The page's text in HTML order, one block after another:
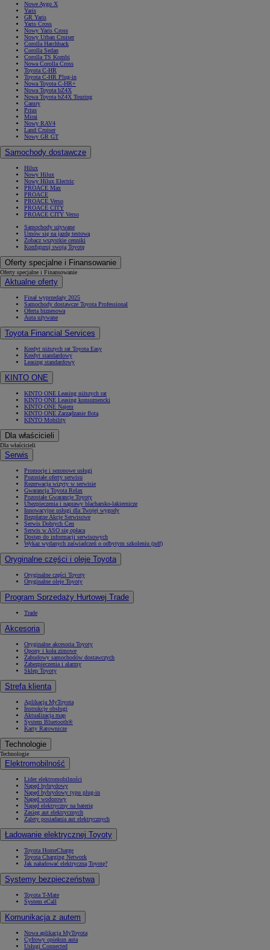
Nowe Aygo X
Yaris
GR Yaris
Yaris Cross
Nowy Yaris Cross
Nowy Urban Cruiser
Corolla Hatchback
Corolla Sedan
Corolla TS Kombi
Nowa Corolla Cross
Toyota C-HR
Toyota C-HR Plug-in
Nowa Toyota C-HR+
Nowa Toyota bZ4X
Nowa Toyota bZ4X Touring
Camry
Prius
Mirai
Nowy RAV4
Land Cruiser
Nowy GR GT
Samochody dostawcze
Hilux
Nowy Hilux
Nowy Hilux Electric
PROACE Max
PROACE
PROACE Verso
PROACE CITY
PROACE CITY Verso
Samochody używane
Umów się na jazdę testową
Zobacz wszystkie cenniki
Konfiguruj swoją Toyotę
Oferty specjalne i Finansowanie
Oferty specjalne i Finansowanie
Aktualne oferty
Finał wyprzedaży 2025
Samochody dostawcze Toyota Professional
Oferta biznesowa
Auta używane
Toyota Financial Services
Kredyt niższych rat Toyota Easy
Kredyt standardowy
Leasing standardowy
KINTO ONE
KINTO ONE Leasing niższych rat
KINTO ONE Leasing konsumencki
KINTO ONE Najem
KINTO ONE Zarządzanie flotą
KINTO Mobility
Dla właścicieli
Dla właścicieli
Serwis
Promocje i sezonowe usługi
Pozostałe oferty serwisu
Rezerwacja wizyty w serwisie
Gwarancja Toyota Relax
Pozostałe Gwarancje Toyoty
Ubezpieczenia i naprawy blacharsko-lakiernicze
Innowacyjne usługi dla Twojej wygody
Bezpłatne Akcje Serwisowe
Serwis Dobrych Cen
Serwis w ASO się opłaca
Dostęp do informacji serwisowych
Wykaz wydanych zaświadczeń o odbytym szkoleniu (pdf)
Oryginalne części i oleje Toyota
Oryginalne części Toyoty
Oryginalne oleje Toyoty
Program Sprzedaży Hurtowej Trade
Trade
Akcesoria
Oryginalne akcesoria Toyoty
Opony i koła zimowe
Zabudowy samochodów dostawczych
Zabezpieczenia i alarmy
Sklep Toyoty
Strefa klienta
Aplikacja MyToyota
Instrukcje obsługi
Aktualizacja map
System Bluetooth®
Karty Ratownicze
Technologie
Technologie
Elektromobilność
Lider elektromobilności
Napęd hybrydowy
Napęd hybrydowy typu plug-in
Napęd wodorowy
Napęd elektryczny na baterię
Zasięg aut elektrycznych
Zalety posiadania aut elektrycznych
Ładowanie elektrycznej Toyoty
Toyota HomeCharge
Toyota Charging Network
Jak naładować elektryczną Toyotę?
Systemy bezpieczeństwa
Toyota T-Mate
System eCall
Komunikacja z autem
Nowa aplikacja MyToyota
Cyfrowy opiekun auta
Usługi Connected